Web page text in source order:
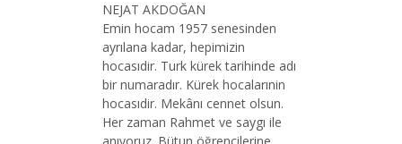
NEJAT AKDOĞAN
Emin hocam 1957 senesinden
ayrılana kadar, hepimizin
hocasıdir. Turk kürek tarihinde adı
bir numaradır. Kürek hocalarınin
hocasıdir. Mekânı cennet olsun.
Her zaman Rahmet ve saygı ile